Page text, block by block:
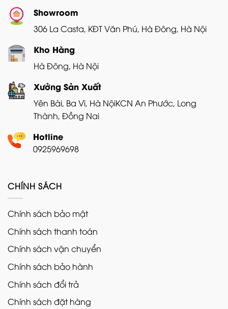
Showroom
306 La Casta, KĐT Văn Phú, Hà Đông, Hà Nội
Kho Hàng
Hà Đông, Hà Nội
Xưởng Sản Xuất
Yên Bài, Ba Vì, Hà NộiKCN An Phước, Long
Thành, Đồng Nai
Hotline
0925969698
CHÍNH SÁCH
Chính sách bảo mật
Chính sách thanh toán
Chính sách vận chuyển
Chính sách bảo hành
Chính sách đổi trả
Chính sách đặt hàng